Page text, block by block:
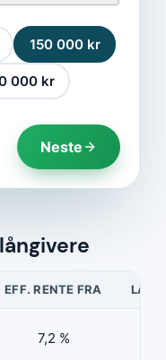
150 000 kr
000 kr
Neste
EFF. RENTE FRA
7,2 %